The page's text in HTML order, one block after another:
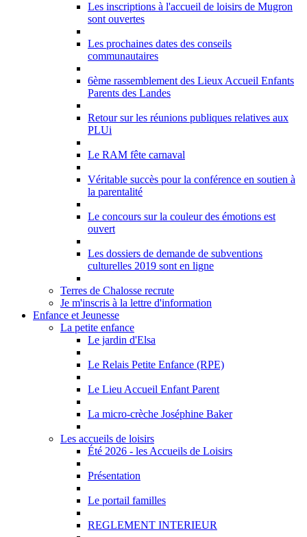
Les inscriptions à l'accueil de loisirs de Mugron
sont ouvertes
Les prochaines dates des conseils
communautaires
6ème rassemblement des Lieux Accueil Enfants
Parents des Landes
Retour sur les réunions publiques relatives aux
PLUi
Le RAM fête carnaval
Véritable succès pour la conférence en soutien à
la parentalité
Le concours sur la couleur des émotions est
ouvert
Les dossiers de demande de subventions
culturelles 2019 sont en ligne
Terres de Chalosse recrute
Je m'inscris à la lettre d'information
Enfance et Jeunesse
La petite enfance
Le jardin d'Elsa
Le Relais Petite Enfance (RPE)
Le Lieu Accueil Enfant Parent
La micro-crèche Joséphine Baker
Les accueils de loisirs
Été 2026 - les Accueils de Loisirs
Présentation
Le portail familles
REGLEMENT INTERIEUR